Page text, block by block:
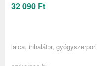
32 090 Ft
laica, inhalátor,